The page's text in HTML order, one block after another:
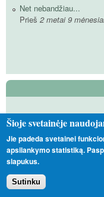
Net nebandžiau...
Prieš 2 metai 9
Šioje svetainėje
Jie padeda svetainei
apsilankymo statistiką.
slapukus.
Sutinku